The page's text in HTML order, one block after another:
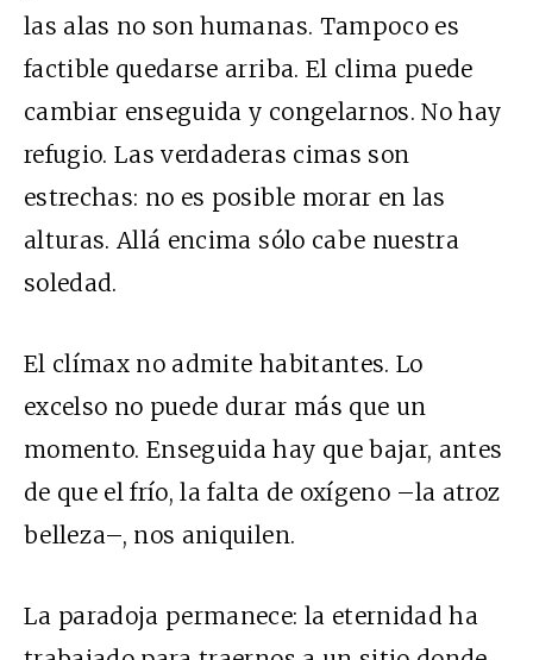
las alas no son humanas. Tampoco es
factible quedarse arriba. El clima puede
cambiar enseguida y congelarnos. No hay
refugio. Las verdaderas cimas son
estrechas: no es posible morar en las
alturas. Allá encima sólo cabe nuestra
soledad.
El clímax no admite habitantes. Lo
excelso no puede durar más que un
momento. Enseguida hay que bajar, antes
de que el frío, la falta de oxígeno –la atroz
belleza–, nos aniquilen.
La paradoja permanece: la eternidad ha